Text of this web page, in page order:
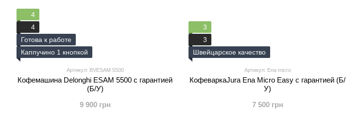
4
4
Готова к работе
Каппучино 1 кнопкой
Артикул: BVESAM 5500
Кофемашина Delonghi ESAM 5500 с гарантией
(Б/У)
9 900 грн
3
3
Швейцарское качество
Артикул: Ena micro
КофеваркаJura Ena Micro Easy с гарантией (Б/
У)
7 500 грн